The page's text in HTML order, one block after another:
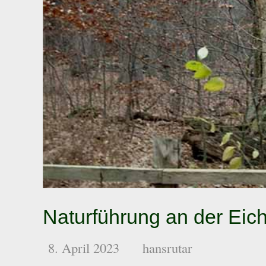
Naturführung an der
8. April 2023 hansrutar